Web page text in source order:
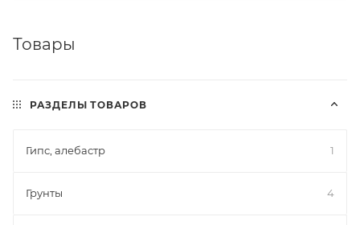
Товары
РАЗДЕЛЫ ТОВАРОВ
Гипс, алебастр 1
Грунты 4